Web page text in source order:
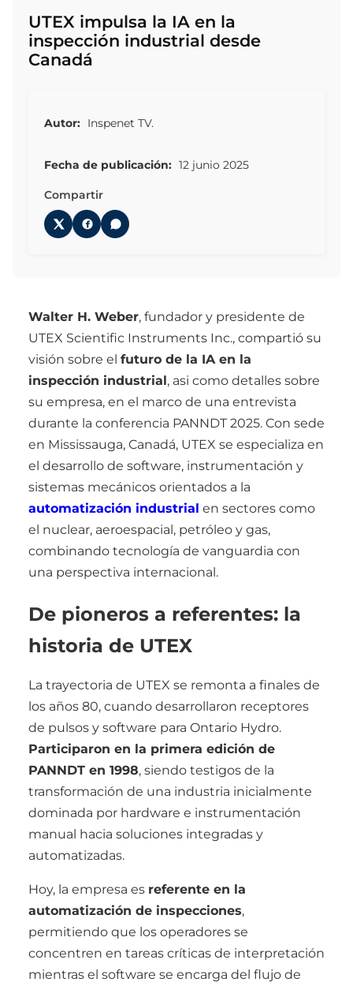
UTEX impulsa la IA en la
inspección industrial desde
Canadá
Autor: Inspenet TV.
Fecha de publicación: 12 junio 2025
Compartir
Walter H. Weber, fundador y presidente de
UTEX Scientific Instruments Inc., compartió su
visión sobre el futuro de la IA en la
inspección industrial, asi como detalles sobre
su empresa, en el marco de una entrevista
durante la conferencia PANNDT 2025. Con sede
en Mississauga, Canadá, UTEX se especializa en
el desarrollo de software, instrumentación y
sistemas mecánicos orientados a la
automatización industrial en sectores como
el nuclear, aeroespacial, petróleo y gas,
combinando tecnología de vanguardia con
una perspectiva internacional.
De pioneros a referentes: la
historia de UTEX
La trayectoria de UTEX se remonta a finales de
los años 80, cuando desarrollaron receptores
de pulsos y software para Ontario Hydro.
Participaron en la primera edición de
PANNDT en 1998, siendo testigos de la
transformación de una industria inicialmente
dominada por hardware e instrumentación
manual hacia soluciones integradas y
automatizadas.
Hoy, la empresa es referente en la
automatización de inspecciones,
permitiendo que los operadores se
concentren en tareas críticas de interpretación
mientras el software se encarga del flujo de